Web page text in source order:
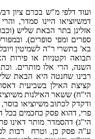
ועוד דלפי מ"ש בכרם ציון
דמשיוציאו היינו סמדר,
אזלינן בתר הבאת שליש
ספרים ומפי סופרים).
בא' בתשרי ר"ה לשמיטין
תבואה וקטניות או פירות
השנה, הרי אלו מותרים.
רבינו שחנטה היא הבאת
קציצת האילן בשביעית
הי"ח) ששאר האילנות
ודקדק לכתוב משיוציאו
פרי, דהוא פסק כחכמים בכל
הי"ג) דהסמדר מותר דאינו
ע"ה פסק כן, וטרח רבות